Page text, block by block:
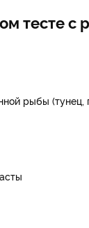
тесте с
рыбы (тунец,